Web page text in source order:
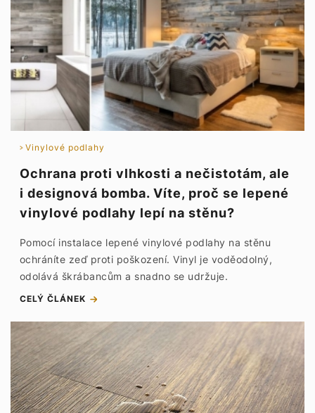
Vinylové podlahy
Ochrana proti vlhkosti a nečistotám, ale
i designová bomba. Víte, proč se lepené
vinylové podlahy lepí na stěnu?
Pomocí instalace lepené vinylové podlahy na stěnu
ochráníte zeď proti poškození. Vinyl je voděodolný,
odolává škrábancům a snadno se udržuje.
CELÝ ČLÁNEK